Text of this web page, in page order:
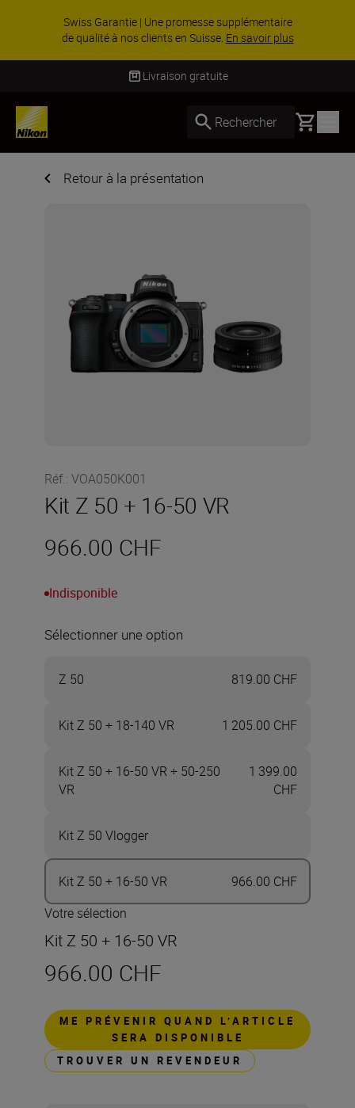
Swiss Garantie | Une promesse supplémentaire
de qualité à nos clients en Suisse. En savoir plus
Livraison gratuite
Rechercher Basket
Retour à la présentation
Réf.: VOA050K001
Kit Z 50 + 16-50 VR
966.00 CHF
Indisponible
Sélectionner une option
Z 50 819.00 CHF
Kit Z 50 + 18-140 VR 1 205.00 CHF
Kit Z 50 + 16-50 VR + 50-250
VR
1 399.00
CHF
Kit Z 50 Vlogger
Kit Z 50 + 16-50 VR
966.00 CHF
Votre sélection
Kit Z 50 + 16-50 VR
966.00 CHF
ME PRÉVENIR QUAND L’ARTICLE
SERA DISPONIBLE
TROUVER UN REVENDEUR